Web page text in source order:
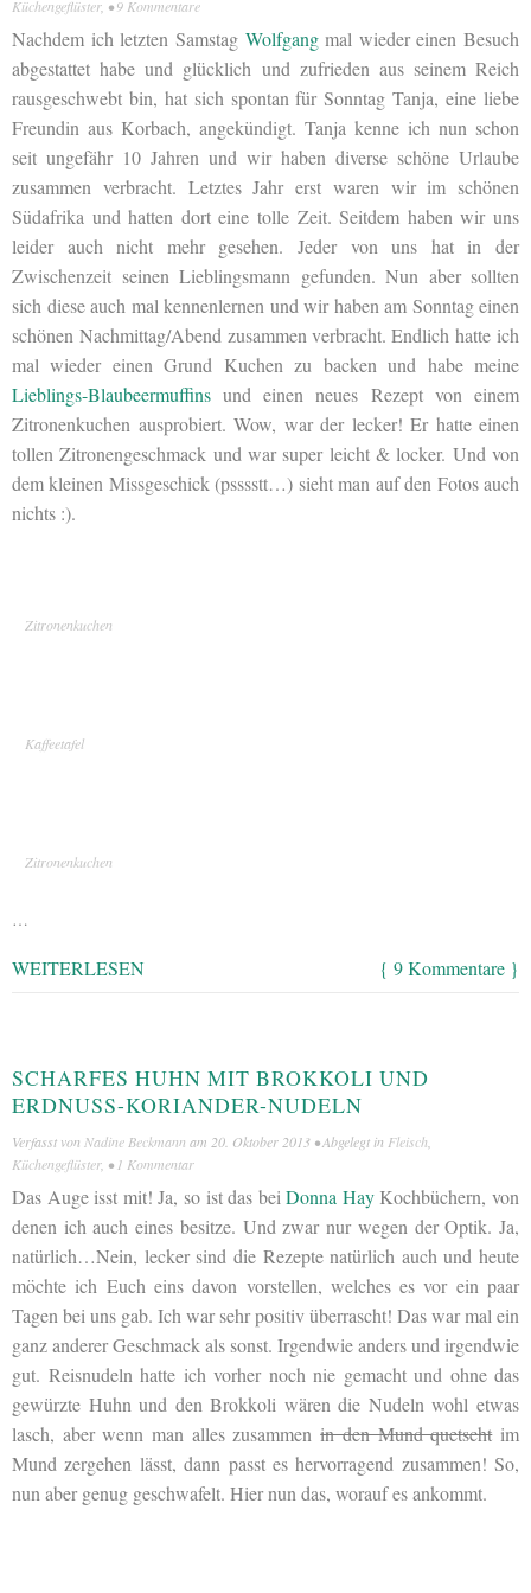
Küchengeflüster, •9 Kommentare
Nachdem ich letzten Samstag Wolfgangmal wieder einen Besuch
abgestattet habe und glücklich und zufrieden aus seinem Reich
rausgeschwebt bin, hat sich spontan für Sonntag Tanja, eine liebe
Freundin aus Korbach, angekündigt. Tanja kenne ich nun schon
seit ungefähr 10 Jahren und wir haben diverse schöne Urlaube
zusammen verbracht. Letztes Jahr erst waren wir im schönen
Südafrika und hatten dort eine tolle Zeit. Seitdem haben wir uns
leider auch nicht mehr gesehen. Jeder von uns hat in der
Zwischenzeit seinen Lieblingsmann gefunden. Nun aber sollten
sich diese auch mal kennenlernen und wir haben am Sonntag einen
schönen Nachmittag/Abend zusammen verbracht. Endlich hatte ich
mal wieder einen Grund Kuchen zu backen und habe meine
Lieblings-Blaubeermuffins und einen neues Rezept von einem
Zitronenkuchen ausprobiert. Wow, war der lecker! Er hatte einen
tollen Zitronengeschmack und war super leicht & locker. Und von
dem kleinen Missgeschick (psssstt…) sieht man auf den Fotos auch
nichts :).
Zitronenkuchen
Kaffeetafel
Zitronenkuchen
…
WEITERLESEN { 9 Kommentare }
SCHARFES HUHN MIT BROKKOLI UND
ERDNUSS-KORIANDER-NUDELN
Verfasst von Nadine Beckmann am 20. Oktober 2013 • Abgelegt in Fleisch,
Küchengeflüster, •1 Kommentar
Das Auge isst mit! Ja, so ist das beiDonna HayKochbüchern, von
denen ich auch eines besitze. Und zwar nur wegen der Optik. Ja,
natürlich…Nein, lecker sind die Rezepte natürlich auch und heute
möchte ich Euch eins davon vorstellen, welches es vor ein paar
Tagen bei uns gab. Ich war sehr positiv überrascht! Das war mal ein
ganz anderer Geschmack als sonst. Irgendwie anders und irgendwie
gut. Reisnudeln hatte ich vorher noch nie gemacht und ohne das
gewürzte Huhn und den Brokkoli wären die Nudeln wohl etwas
lasch, aber wenn man alles zusammenin den Mund quetschtim
Mund zergehen lässt, dann passt es hervorragend zusammen! So,
nun aber genug geschwafelt. Hier nun das, worauf es ankommt.